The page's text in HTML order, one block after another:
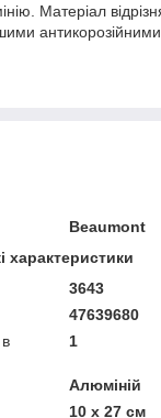
Матеріал
Beaumont
характеристики
3643
47639680
1
Алюміній
10 х 27 см